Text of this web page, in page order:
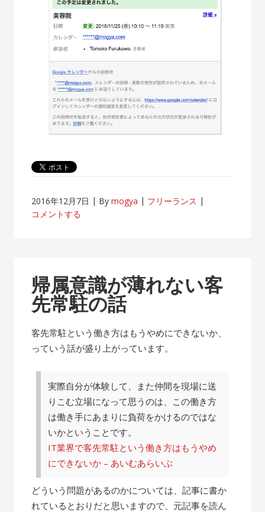
2016年12月7日 Bymogya
フリーランス
コメントする
帰属意識が薄れない客
先常駐の話
客先常駐という働き方はもうやめにできないか、
っていう話が盛り上がっています。
実際自分が体験して、また仲間を現場に送
りこむ立場になって思うのは、この働き方
は働き手にあまりに負荷をかけるのではな
いかということです。
IT業界で客先常駐という働き方はもうやめ
にできないか – あいむあらいぶ
どういう問題があるのかについては、記事に書か
れているとおりだと思いますので、元記事を読ん